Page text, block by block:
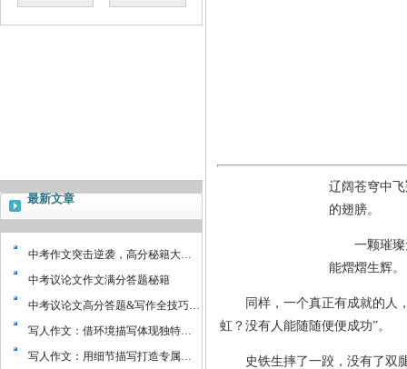
最新文章
中考作文突击逆袭，高分秘籍大…
中考议论文作文满分答题秘籍
中考议论文高分答题&写作全技巧…
写人作文：借环境描写体现独特…
写人作文：用细节描写打造专属…
辽阔苍穹中
的翅膀。
一颗璀璨无
能熠熠生辉。
同样，一个真正有成就的人，
虹？没有人能随随便便成功”。
史铁生摔了一跤，没有了双腿